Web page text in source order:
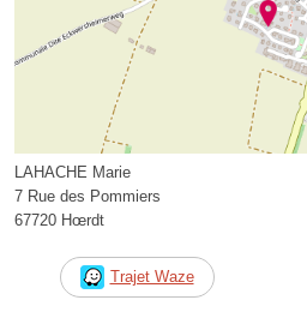
LAHACHE Marie
7 Rue des Pommiers
67720 Hœrdt
Trajet Waze